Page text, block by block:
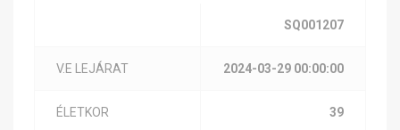
SQ001207
V.E LEJÁRAT 2024-03-29 00:00:00
ÉLETKOR 39